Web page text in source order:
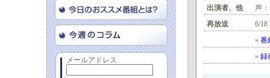
メールアドレス
出演者、他
声
再放送
6/
» 番
» 録